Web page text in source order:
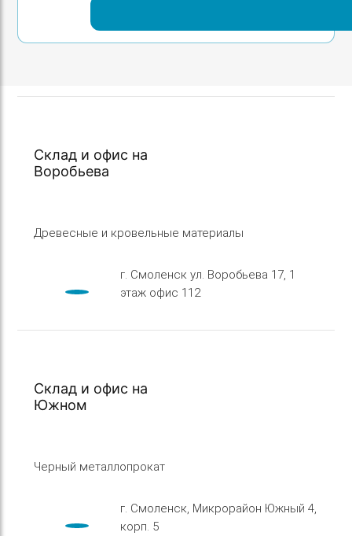
Склад и офис на
Воробьева
Древесные и кровельные материалы
г. Смоленск ул. Воробьева 17, 1
этаж офис 112
Склад и офис на
Южном
Черный металлопрокат
г. Смоленск, Микрорайон Южный 4,
корп. 5